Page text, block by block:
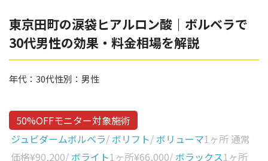
額
こめかみ
目の上
涙袋
リジュラン
ゴウリ
その他
Gender
東京田町の涙袋ヒアルロン酸｜ボルベラで
30代男性の効果・料金相場を解説
年代： 30代性別： 男性
50%OFFモニター対象施術
ジュビダームボルベラ/ ボリフト/ ボリューマ1ヶ所 通常
価格¥90,200/ ボライト1ヶ所¥66,000/ ボラックス1ヶ所